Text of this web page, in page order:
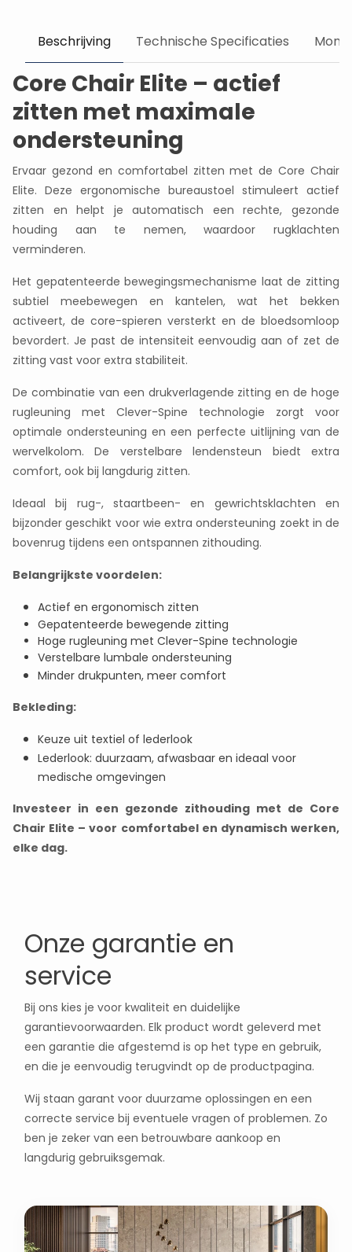
Beschrijving Technische Specificaties
Core Chair Elite – actief
zitten met maximale
ondersteuning
Ervaar gezond en comfortabel zitten met de Core Chair
Elite. Deze ergonomische bureaustoel stimuleert actief
zitten en helpt je automatisch een rechte, gezonde
houding aan te nemen, waardoor rugklachten
verminderen.
Het gepatenteerde bewegingsmechanisme laat de zitting
subtiel meebewegen en kantelen, wat het bekken
activeert, de core-spieren versterkt en de bloedsomloop
bevordert. Je past de intensiteit eenvoudig aan of zet de
zitting vast voor extra stabiliteit.
De combinatie van een drukverlagende zitting en de hoge
rugleuning met Clever-Spine technologie zorgt voor
optimale ondersteuning en een perfecte uitlijning van de
wervelkolom. De verstelbare lendensteun biedt extra
comfort, ook bij langdurig zitten.
Ideaal bij rug-, staartbeen- en gewrichtsklachten en
bijzonder geschikt voor wie extra ondersteuning zoekt in de
bovenrug tijdens een ontspannen zithouding.
Belangrijkste voordelen:
Actief en ergonomisch zitten
Gepatenteerde bewegende zitting
Hoge rugleuning met Clever-Spine technologie
Verstelbare lumbale ondersteuning
Minder drukpunten, meer comfort
Bekleding:
Keuze uit textiel of lederlook
Lederlook: duurzaam, afwasbaar en ideaal voor
medische omgevingen
Investeer in een gezonde zithouding met de Core
Chair Elite – voor comfortabel en dynamisch werken,
elke dag.
Onze garantie en
service
Bij ons kies je voor kwaliteit en duidelijke
garantievoorwaarden. Elk product wordt geleverd met
een garantie die afgestemd is op het type en gebruik,
en die je eenvoudig terugvindt op de productpagina.
Wij staan garant voor duurzame oplossingen en een
correcte service bij eventuele vragen of problemen. Zo
ben je zeker van een betrouwbare aankoop en
langdurig gebruiksgemak.